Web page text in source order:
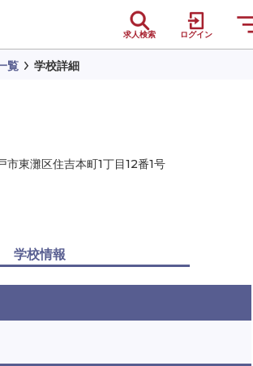
求人検索 ログイン
覧 学校詳細
市東灘区住吉本町1丁目12番1号
学校情報